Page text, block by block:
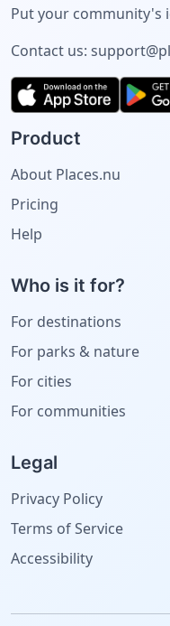
Put your community's
Contact us:
Product
About Places.nu
Pricing
Help
Who is it for?
For destinations
For parks & nature
For cities
For communities
Legal
Privacy Policy
Terms of Service
Accessibility